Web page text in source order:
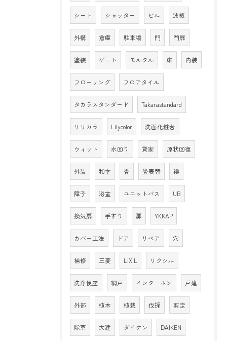
シート シャッター ビル 波板
外構 倉庫 駐車場 門 門扉
塗装 ゲート モルタル 床 内装
フローリング フロアタイル
タカラスタンダード Takarastandard
リリカラ Lilycolor 洗面化粧台
ウィット 水回り 貸家 原状回復
外装 和室 畳 畳表替 襖
障子 浴室 ユニットバス UB
換気扇 手すり 扉 YKKAP
カバー工法 ドア リペア 穴
補修 三菱 LIXIL リクシル
洗浄便座 網戸 インターホン 戸建
外部 植木 植栽 伐採 剪定
除草 大建 ダイケン DAIKEN